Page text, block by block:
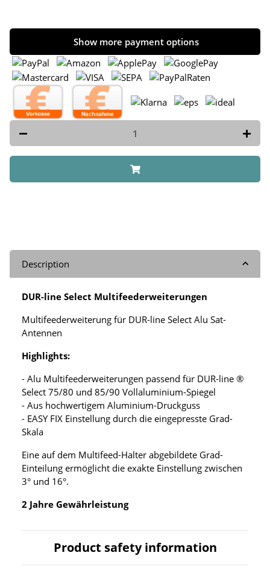
Show more payment options
Description
DUR-line Select Multifeederweiterungen
Multifeederweiterung für DUR-line Select Alu Sat-
Antennen
Highlights:
- Alu Multifeederweiterungen passend für DUR-line ®
Select 75/80 und 85/90 Vollaluminium-Spiegel
- Aus hochwertigem Aluminium-Druckguss
- EASY FIX Einstellung durch die eingepresste Grad-
Skala
Eine auf dem Multifeed-Halter abgebildete Grad-
Einteilung ermöglicht die exakte Einstellung zwischen
3° und 16°.
2 Jahre Gewährleistung
Product safety information